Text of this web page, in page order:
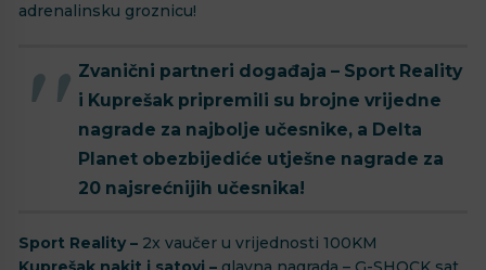
adrenalinsku groznicu! ⠀
Zvanični partneri događaja – Sport Reality
i Kuprešak pripremili su brojne vrijedne
nagrade za najbolje učesnike, a Delta
Planet obezbijediće utješne nagrade za
20 najsrećnijih učesnika!
Sport Reality – 2x vaučer u vrijednosti 100KM